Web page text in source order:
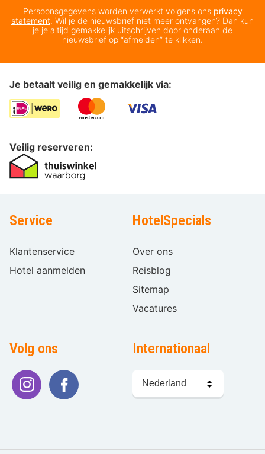
Persoonsgegevens worden verwerkt volgens ons privacy
statement. Wil je de nieuwsbrief niet meer ontvangen? Dan kun
je je altijd gemakkelijk uitschrijven door onderaan de
nieuwsbrief op “afmelden” te klikken.
Je betaalt veilig en gemakkelijk via:
Veilig reserveren:
Service
Klantenservice
Hotel aanmelden
HotelSpecials
Over ons
Reisblog
Sitemap
Vacatures
Volg ons Internationaal
kiezen